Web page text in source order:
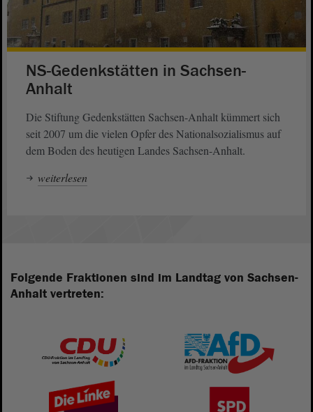
NS-Gedenkstätten in Sachsen-
Anhalt
Die Stiftung Gedenkstätten Sachsen-Anhalt kümmert sich
seit 2007 um die vielen Opfer des Nationalsozialismus auf
dem Boden des heutigen Landes Sachsen-Anhalt.
weiterlesen
Folgende Fraktionen sind im Landtag von Sachsen-
Anhalt vertreten: